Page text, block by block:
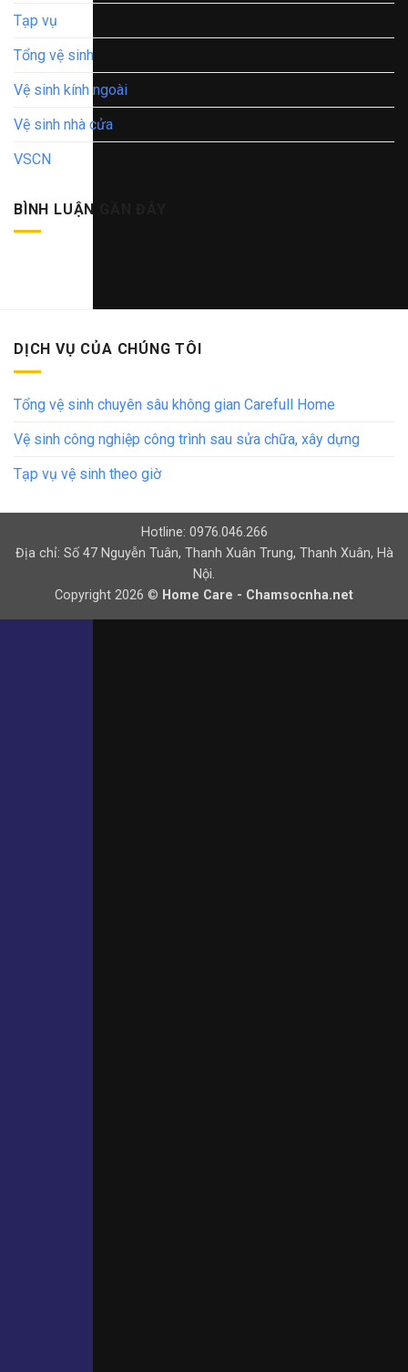
Tạp vụ
Tổng vệ sinh
Vệ sinh kính ngoài
Vệ sinh nhà cửa
VSCN
BÌNH LUẬN GẦN ĐÂY
DỊCH VỤ CỦA CHÚNG TÔI
Tổng vệ sinh chuyên sâu không gian Carefull Home
Vệ sinh công nghiệp công trình sau sửa chữa, xây dựng
Tạp vụ vệ sinh theo giờ
Hotline: 0976.046.266
Địa chỉ: Số 47 Nguyễn Tuân, Thanh Xuân Trung, Thanh Xuân, Hà
Nội.
Copyright 2026 © Home Care - Chamsocnha.net